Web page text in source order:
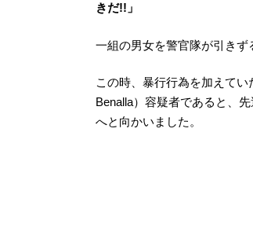
きだ!!」
一組の男女を警官隊が引きず
この時、暴行行為を加えて
Benalla）容疑者であると、
へと向かいました。